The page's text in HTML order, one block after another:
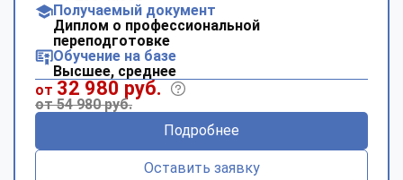
Получаемый документ
Диплом о профессиональной
переподготовке
Обучение на базе
Высшее, среднее
от 32 980 руб.
от 54 980 руб.
Подробнее
Оставить заявку